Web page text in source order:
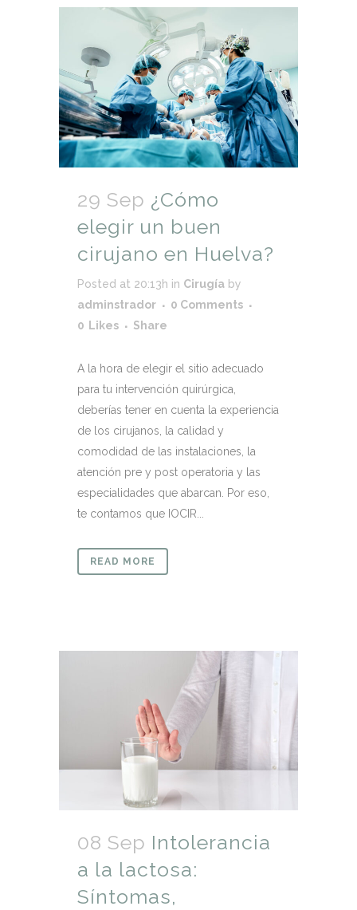
29 Sep ¿Cómo
elegir un buen
cirujano en Huelva?
Posted at 20:13h in Cirugía by
adminstrador
0 Comments
0 Likes Share
A la hora de elegir el sitio adecuado
para tu intervención quirúrgica,
deberías tener en cuenta la experiencia
de los cirujanos, la calidad y
comodidad de las instalaciones, la
atención pre y post operatoria y las
especialidades que abarcan. Por eso,
te contamos que IOCIR...
READ MORE
08 Sep Intolerancia
a la lactosa:
Síntomas,